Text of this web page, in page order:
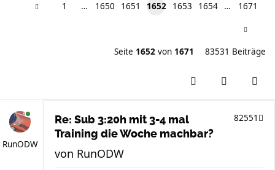
1 … 1650 1651 1652 1653 1654 … 1671
Seite 1652 von 1671 83531 Beiträge
RunODW
Re: Sub 3:20h mit 3-4 mal
Training die Woche machbar?
82551
von RunODW